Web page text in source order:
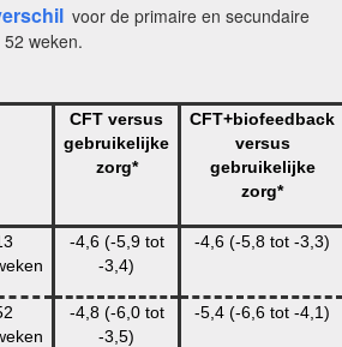
voor de primaire en secundaire
weken.
CFT versus
gebruikelijke
zorg*
CFT+biofeedback
versus
gebruikelijke
zorg*
-4,6 (-5,9 tot
-3,4)
-4,6 (-5,8 tot -3,3)
-4,8 (-6,0 tot
-3,5)
-5,4 (-6,6 tot -4,1)